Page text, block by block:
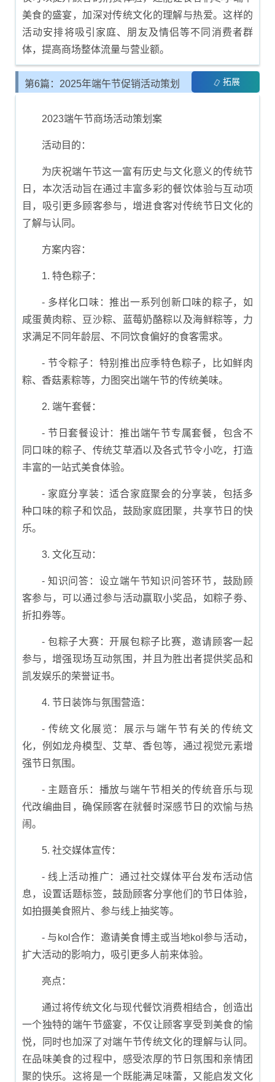
美食的盛宴，加深对传统文化的理解与热爱。这样的
活动安排将吸引家庭、朋友及情侣等不同消费者群
体，提高商场整体流量与营业额。
第6篇：2025年端午节促销活动策划 拓展
2023端午节商场活动策划案
活动目的：
为庆祝端午节这一富有历史与文化意义的传统节
日，本次活动旨在通过丰富多彩的餐饮体验与互动项
目，吸引更多顾客参与，增进食客对传统节日文化的
了解与认同。
方案内容：
1. 特色粽子：
- 多样化口味：推出一系列创新口味的粽子，如
咸蛋黄肉粽、豆沙粽、蓝莓奶酪粽以及海鲜粽等，力
求满足不同年龄层、不同饮食偏好的食客需求。
- 节令粽子：特别推出应季特色粽子，比如鲜肉
粽、香菇素粽等，力图突出端午节的传统美味。
2. 端午套餐：
- 节日套餐设计：推出端午节专属套餐，包含不
同口味的粽子、传统艾草酒以及各式节令小吃，打造
丰富的一站式美食体验。
- 家庭分享装：适合家庭聚会的分享装，包括多
种口味的粽子和饮品，鼓励家庭团聚，共享节日的快
乐。
3. 文化互动：
- 知识问答：设立端午节知识问答环节，鼓励顾
客参与，可以通过参与活动赢取小奖品，如粽子劵、
折扣券等。
- 包粽子大赛：开展包粽子比赛，邀请顾客一起
参与，增强现场互动氛围，并且为胜出者提供奖品和
凯发娱乐的荣誉证书。
4. 节日装饰与氛围营造：
- 传统文化展览：展示与端午节有关的传统文
化，例如龙舟模型、艾草、香包等，通过视觉元素增
强节日氛围。
- 主题音乐：播放与端午节相关的传统音乐与现
代改编曲目，确保顾客在就餐时深感节日的欢愉与热
闹。
5. 社交媒体宣传：
- 线上活动推广：通过社交媒体平台发布活动信
息，设置话题标签，鼓励顾客分享他们的节日体验，
如拍摄美食照片、参与线上抽奖等。
- 与kol合作：邀请美食博主或当地kol参与活动，
扩大活动的影响力，吸引更多人前来体验。
亮点：
通过将传统文化与现代餐饮消费相结合，创造出
一个独特的端午节盛宴，不仅让顾客享受到美食的愉
悦，同时也加深了对端午节传统文化的理解与认同。
在品味美食的过程中，感受浓厚的节日氛围和亲情团
聚的快乐。这将是一个既能满足味蕾，又能启发文化